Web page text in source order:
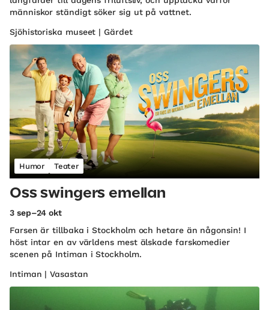
människor ständigt söker sig ut på vattnet.
Sjöhistoriska museet | Gärdet
Humor Teater
Oss swingers emellan
3 sep–24 okt
Farsen är tillbaka i Stockholm och hetare än någonsin! I
höst intar en av världens mest älskade farskomedier
scenen på Intiman i Stockholm.
Intiman | Vasastan